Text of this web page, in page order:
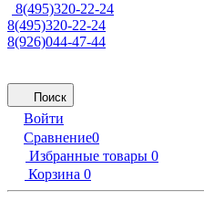
8(495)320-22-24
8(495)320-22-24
8(926)044-47-44
Поиск
Войти
Сравнение0
Избранные товары 0
Корзина 0